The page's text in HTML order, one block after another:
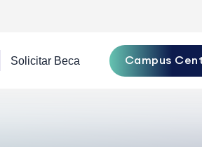
Campus